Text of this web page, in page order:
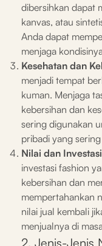
dibersihkan dapat
kanvas, atau
Anda dapat
menjaga
Kesehatan dan
menjadi tempat
kuman. Menjaga
kebersihan dan
sering digunakan
pribadi yang
Nilai dan Investasi
investasi fashion
kebersihan dan
mempertahankan
nilai jual kembali
menjualnya di
2. Jenis-Jenis